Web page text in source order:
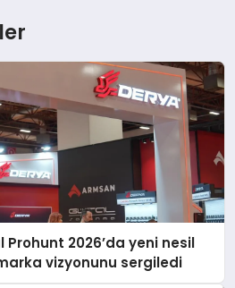
2026’da yeni nesil
vizyonunu sergiledi